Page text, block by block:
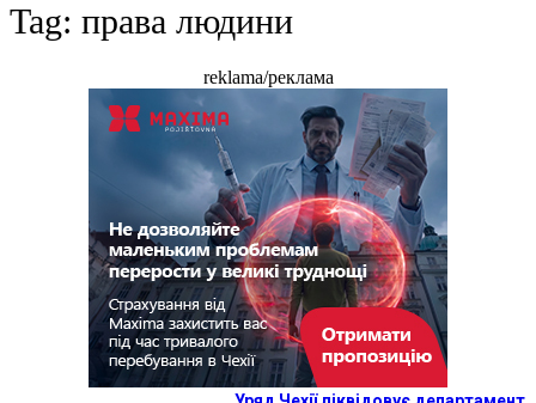
Tag: права людини
reklama/реклама